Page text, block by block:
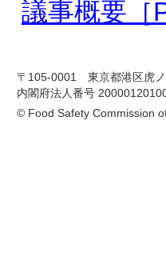
議事概要［
〒105-0001 東京都港区虎
内閣府法人番号
© Food Safety Commission